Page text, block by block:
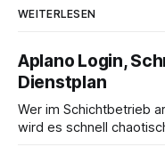
WEITERLESEN
Aplano Login,
Dienstplan
Wer im Schichtbetrieb
wird es schnell